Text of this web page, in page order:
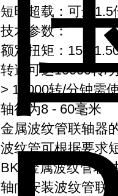
短时超载：可达1.5
技术参数：
额定扭矩：15 -
转速可达10000转/
> 10000转/分钟需
轴径为8 - 60毫米
金属波纹管联轴器
波纹管可根据要求
BK6金属波纹管联
轴向安装波纹管联